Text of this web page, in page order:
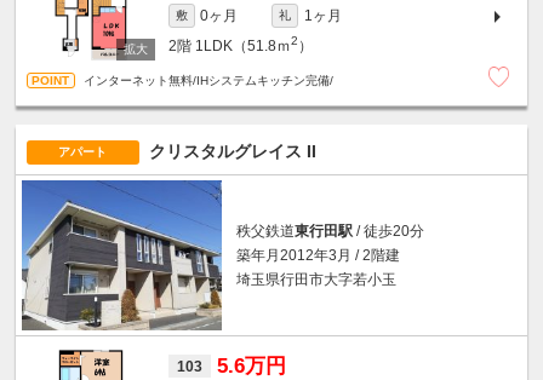
敷 0ヶ月 礼
1ヶ月
2階 1LDK（51.8ｍ2 ）
インターネット無料/IHシステムキッチン完備/
アパート クリスタルグレイス II
秩父鉄道東行田駅 / 徒歩20分
築年月2012年3月 / 2階建
埼玉県行田市大字若小玉
103 5.6万円